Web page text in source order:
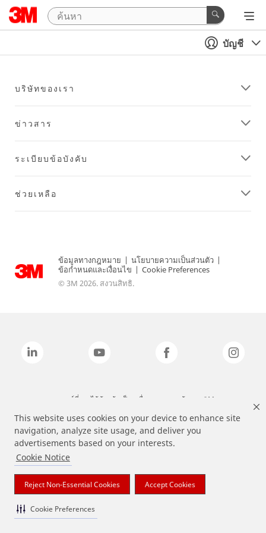
This website uses cookies on your device to enhance site
navigation, analyze site usage, and deliver you
advertisements based on your interests.
Cookie Notice
Reject Non-Essential Cookies Accept Cookies
Cookie Preferences
บัญชี
บริษัทของเรา
ข่าวสาร
ระเบียบข้อบังคับ
ช่วยเหลือ
ข้อมูลทางกฎหมาย | นโยบายความเป็นส่วนตัว |
ข้อกำหนดและเงื่อนไข | Cookie Preferences
© 3M 2026. สงวนสิทธิ.
แบรนด์ที่ระบุไว้ข้างต้นเป็นเครื่องหมายการค้าของ 3M